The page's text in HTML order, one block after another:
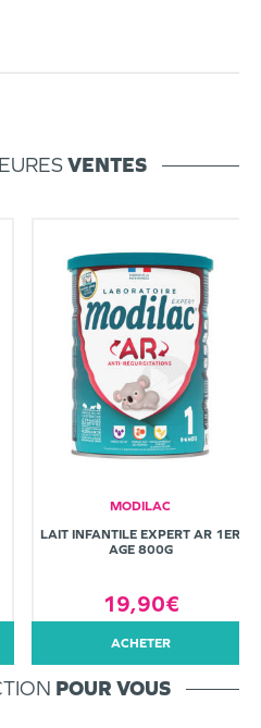
VENTES
MODILAC
LAIT INFANTILE EXPERT AR 1ER
AGE 800G
19,90€
ACHETER
POUR VOUS